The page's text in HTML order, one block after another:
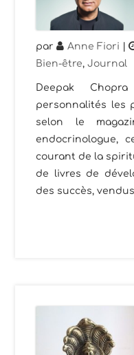
par Anne Fiori |
Bien-être,Journal
Deepak
personnalités les
selon le
endocrinologue,
courant de la
de livres de
des succès, vendus